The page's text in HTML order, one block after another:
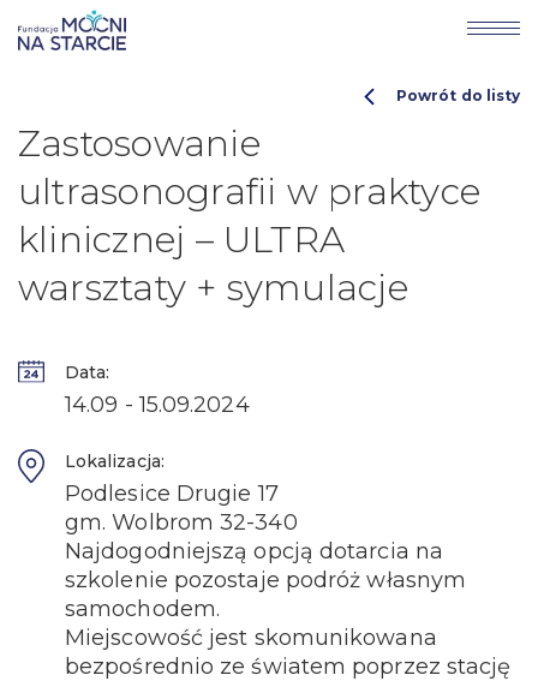
Zastosowanie
ultrasonografii w praktyce
klinicznej – ULTRA
warsztaty + symulacje
Powrót do listy
Data:
14.09 - 15.09.2024
Lokalizacja:
Podlesice Drugie 17
gm. Wolbrom 32-340
Najdogodniejszą opcją dotarcia na
szkolenie pozostaje podróż własnym
samochodem.
Miejscowość jest skomunikowana
bezpośrednio ze światem poprzez stację